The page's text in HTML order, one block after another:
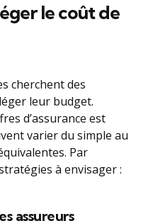
le coût de
cherchent des
leur budget.
d’assurance est
varier du simple au
Par
à envisager :
assureurs